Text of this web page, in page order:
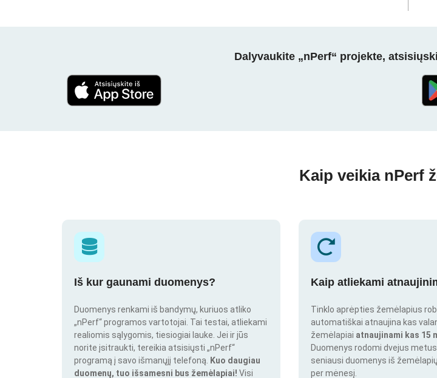
Dalyvaukite „nPerf“ projekte,
Kaip veikia nPerf
Iš kur gaunami duomenys?
Duomenys renkami iš bandymų, kuriuos atliko
„nPerf“ programos vartotojai. Tai testai, atliekami
realiomis sąlygomis, tiesiogiai lauke. Jei ir jūs
norite įsitraukti, tereikia atsisiųsti „nPerf“
programą į savo išmanųjį telefoną.
Kuo daugiau
duomenų, tuo išsamesni bus žemėlapiai! Visi
Kaip atliekami
Tinklo aprėpties žemėlapius
automatiškai atnaujina kas
žemėlapiai atnaujinami kas 15
Duomenys rodomi dvejus
seniausi duomenys iš
per mėnesį.